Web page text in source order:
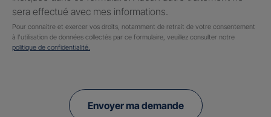
sera effectué avec mes informations.
Pour connaitre et exercer vos droits, notamment de retrait de votre consentement
à l'utilisation de données collectés par ce formulaire, veuillez consulter notre
politique de confidentialité.
Envoyer ma demande